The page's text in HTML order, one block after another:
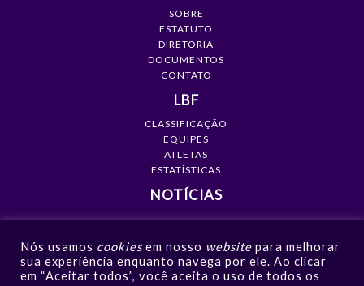
SOBRE
ESTATUTO
DIRETORIA
DOCUMENTOS
CONTATO
LBF
CLASSIFICAÇÃO
EQUIPES
ATLETAS
ESTATÍSTICAS
NOTÍCIAS
GALERIAS
VÍDEOS
NOTÍCIAS
Nós usamos cookies em nosso website para melhorar
sua experiência enquanto navega por ele. Ao clicar
em “Aceitar todos”, você aceita o uso de todos os